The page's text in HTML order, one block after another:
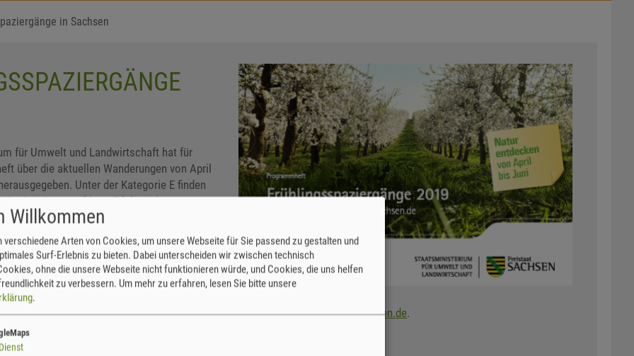
in Sachsen
für Umwelt und Landwirtschaft hat für
über die aktuellen Wanderungen von April
Unter der Kategorie E finden
Region Osterzgebirge. Erleben sie
Familientour - auf Spuren von
23.04.2019 (Veranstalter: LPV Sächsische
oder die Wanderung "Die Charakterorchis
am 05.05.2019 (Veranstalter:
Weber).
und alle Spaziergänge finden Sie im Internet unterfruehlingsspaziergang.sachsen.de.
Willkommen
verschiedene Arten von Cookies, um unsere Webseite für Sie passend zu gestalten und
Surf-Erlebnis zu bieten. Dabei unterscheiden wir zwischen technisch
ohne die unsere Webseite nicht funktionieren würde, und Cookies, die uns helfen
zu verbessern. Um mehr zu erfahren, lesen Sie bitte unsere
.
Dienst